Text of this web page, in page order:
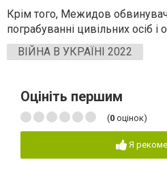
Крім того, Межидов
пограбуванні цивільних осіб і
ВІЙНА В УКРАЇНІ 2022
Оцініть першим
(0 оцінок)
Я